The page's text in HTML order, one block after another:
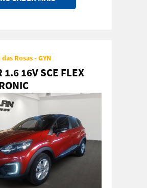
Rosas - GYN
1.6 16V SCE FLEX